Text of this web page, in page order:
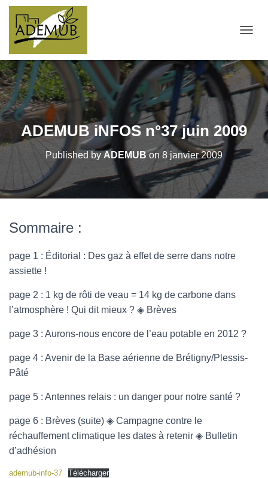
ADEMUB iNFOS n°37 juin 2009
Published by ADEMUBon8 janvier 2009
Sommaire :
page 1 : Éditorial : Des gaz à effet de serre dans notre
assiette !
page 2 : 1 kg de rôti de veau = 14 kg de carbone dans
l’atmosphère ! Qui dit mieux ? ◈ Brèves
page 3 : Aurons-nous encore de l’eau potable en 2012 ?
page 4 : Avenir de la Base aérienne de Brétigny/Plessis-
Pâté
page 5 : Antennes relais : un danger pour notre santé ?
page 6 : Brèves (suite) ◈ Campagne contre le
réchauffement climatique les dates à retenir ◈ Bulletin
d’adhésion
ademub-info-37 Télécharger